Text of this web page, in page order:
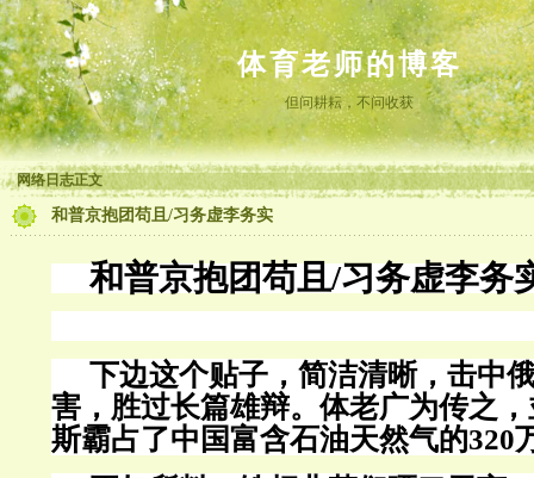
体育老师的博客
但问耕耘，不问收获
网络日志正文
和普京抱团苟且/习务虚李务实
和普京抱团苟且/习务虚李务
下边这个贴子，简洁清晰，击中
害，胜过长篇雄辩。体老广为传之
斯霸占了中国富含石油天然气的320